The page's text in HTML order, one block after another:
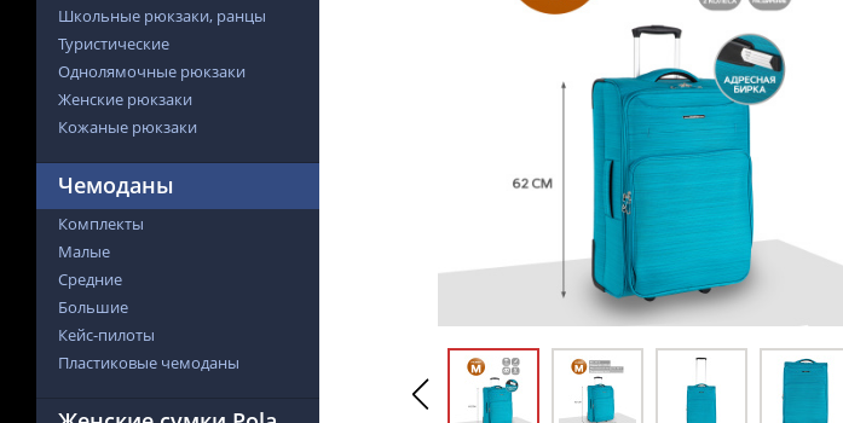
Школьные рюкзаки, ранцы
Туристические
Однолямочные рюкзаки
Женские рюкзаки
Кожаные рюкзаки
Чемоданы
Комплекты
Малые
Средние
Большие
Кейс-пилоты
Пластиковые чемоданы